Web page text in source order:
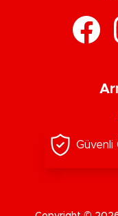
Güvenli